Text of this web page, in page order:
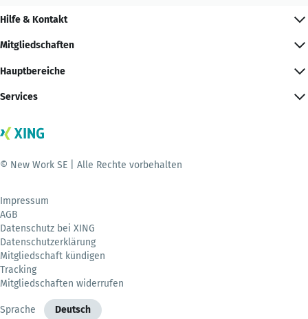
Hilfe & Kontakt
Mitgliedschaften
Hauptbereiche
Services
© New Work SE | Alle Rechte vorbehalten
Impressum
AGB
Datenschutz bei XING
Datenschutzerklärung
Mitgliedschaft kündigen
Tracking
Mitgliedschaften widerrufen
Sprache Deutsch